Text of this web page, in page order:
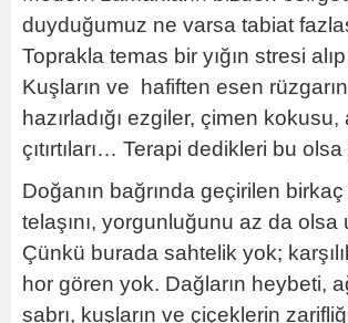
duyduğumuz ne varsa tabiat
Toprakla temas bir yığın stresi
Kuşların ve hafiften esen
hazırladığı ezgiler, çimen kokusu,
çıtırtıları… Terapi dedikleri bu
Doğanın bağrında geçirilen
telaşını, yorgunluğunu az da olsa
Çünkü burada sahtelik yok;
hor gören yok. Dağların heybeti,
sabrı, kuşların ve çiçeklerin